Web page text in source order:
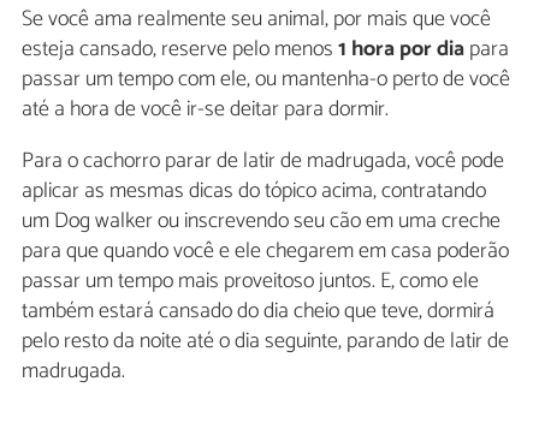
Se você ama realmente seu animal, por mais que você
esteja cansado, reserve pelo menos1 hora por diapara
passar um tempo com ele, ou mantenha-o perto de você
até a hora de você ir-se deitar para dormir.
Para o cachorro parar de latir de madrugada, você pode
aplicar as mesmas dicas do tópico acima, contratando
um Dog walker ou inscrevendo seu cão em uma creche
para que quando você e ele chegarem em casa poderão
passar um tempo mais proveitoso juntos. E, como ele
também estará cansado do dia cheio que teve, dormirá
pelo resto da noite até o dia seguinte, parando de latir de
madrugada.